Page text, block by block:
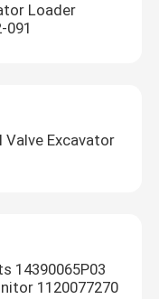
Loader
091
Valve Excavator
14390065P03
1120077270